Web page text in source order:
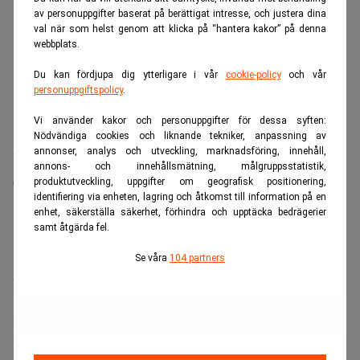
av personuppgifter baserat på berättigat intresse, och justera dina
val när som helst genom att klicka på “hantera kakor” på denna
webbplats.
Du kan fördjupa dig ytterligare i vår cookie-policyoch vår
personuppgiftspolicy.
Vi använder kakor och personuppgifter för dessa syften:
Nödvändiga cookies och liknande tekniker, anpassning av
annonser, analys och utveckling, marknadsföring, innehåll,
annons- och innehållsmätning, målgruppsstatistik,
produktutveckling, uppgifter om geografisk positionering,
identifiering via enheten, lagring och åtkomst till information på en
enhet, säkerställa säkerhet, förhindra och upptäcka bedrägerier
samt åtgärda fel.
Se våra 104 partners
Bolaget visade sig ha skulder på nästan 6 miljoner kronor,
varav 4 miljoner i skatteskulder.
Vid förrättningen hittade myndigheten bara 202 000
kronor. Det räckte inte ens för att betala tidigare anställda
eller leverantörer.
Borg och Åbjörnsson användes i marknadsföring
Enligt Realtid marknadsfördes RG tidigare av tidigare
finansministern
Anders Borgoch KD-politikern
Åbjörnsson
Deras medverkan användes i bolagets marknadsföring och
bidrog enligt tidigare rapportering till att ge verksamheten